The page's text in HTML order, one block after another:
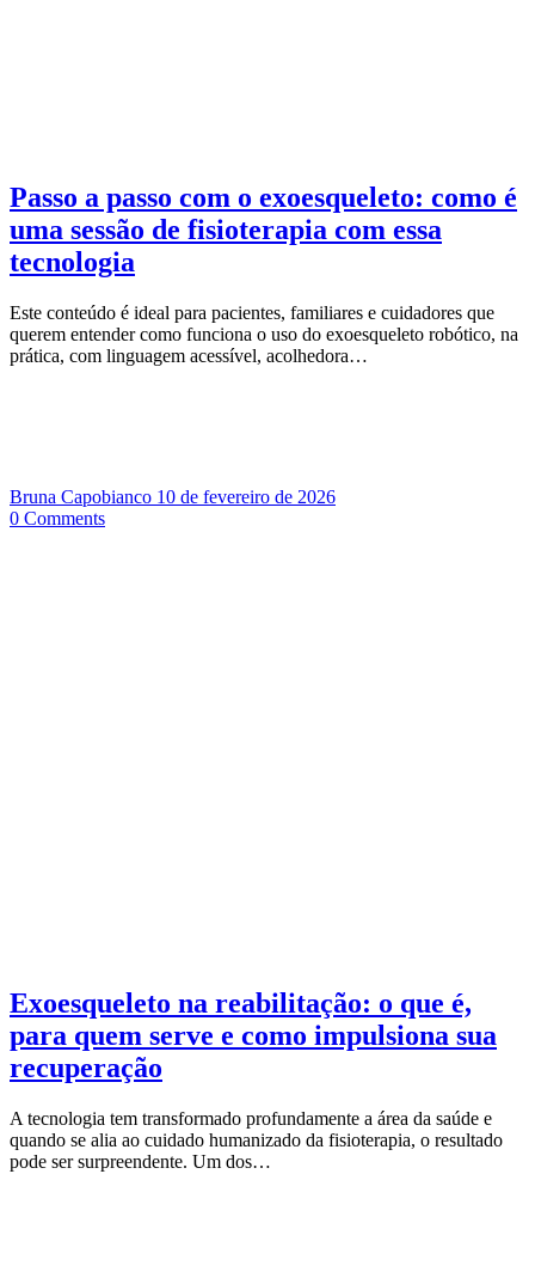
Passo a passo com o exoesqueleto: como é
uma sessão de fisioterapia com essa
tecnologia
Este conteúdo é ideal para pacientes, familiares e cuidadores que
querem entender como funciona o uso do exoesqueleto robótico, na
prática, com linguagem acessível, acolhedora…
Bruna Capobianco 10 de fevereiro de 2026
0 Comments
Exoesqueleto na reabilitação: o que é,
para quem serve e como impulsiona sua
recuperação
A tecnologia tem transformado profundamente a área da saúde e
quando se alia ao cuidado humanizado da fisioterapia, o resultado
pode ser surpreendente. Um dos…